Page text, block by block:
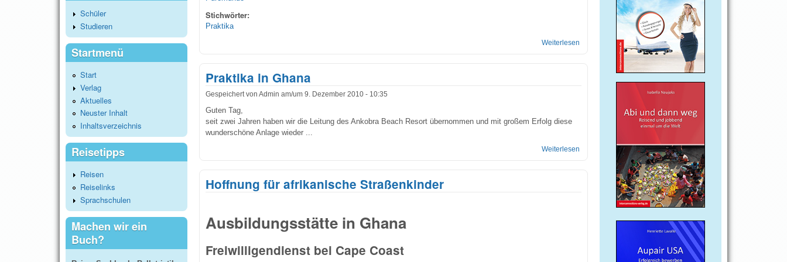
Stichwörter:
Praktika
Weiterlesen über Praktika in Südeuropa
Praktika in Ghana
Gespeichert von Admin am/um 9. Dezember 2010 - 10:35
Guten Tag,
seit zwei Jahren haben wir die Leitung des Ankobra Beach Resort übernommen und mit großem Erfolg diese
wunderschöne Anlage wieder ...
Weiterlesen über Praktika in Ghana
Hoffnung für afrikanische Straßenkinder
Ausbildungsstätte in Ghana
Freiwilligendienst bei Cape Coast
Schüler
Studieren
Startmenü
Start
Verlag
Aktuelles
Neuster Inhalt
Inhaltsverzeichnis
Reisetipps
Reisen
Reiselinks
Sprachschulen
Machen wir ein
Buch?